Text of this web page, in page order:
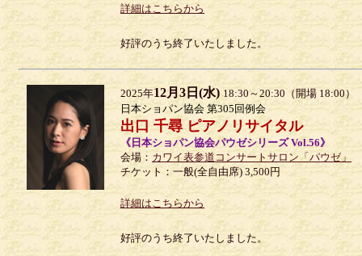
詳細はこちらから
好評のうち終了いたしました。
2025年12月3日(水) 18:30～20:30（開場 18:00）
日本ショパン協会 第305回例会
出口 千尋 ピアノリサイタル
《日本ショパン協会パウゼシリーズ Vol.56》
会場： カワイ表参道コンサートサロン「パウゼ」
チケット：一般(全自由席) 3,500円
詳細はこちらから
好評のうち終了いたしました。